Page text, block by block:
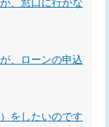
、窓口に行かな
、ローンの申込
をしたいのです